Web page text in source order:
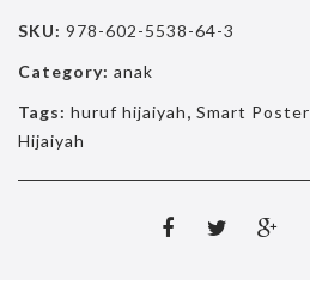
SKU: 978-602-5538-64-3
Category: anak
Tags: huruf hijaiyah, Smart Poster
Hijaiyah